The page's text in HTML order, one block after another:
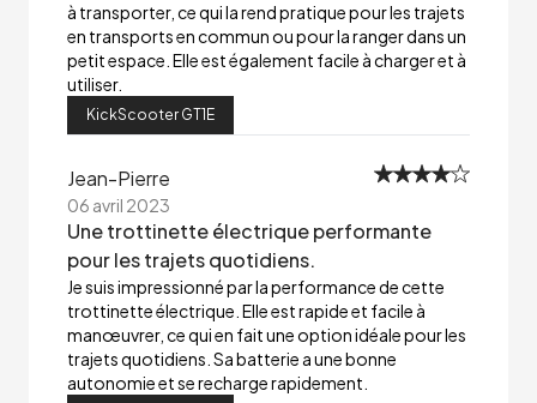
à transporter, ce qui la rend pratique pour les trajets
en transports en commun ou pour la ranger dans un
petit espace. Elle est également facile à charger et à
utiliser.
KickScooter GT1E
Jean-Pierre
06 avril 2023
Une trottinette électrique performante
pour les trajets quotidiens.
Je suis impressionné par la performance de cette
trottinette électrique. Elle est rapide et facile à
manœuvrer, ce qui en fait une option idéale pour les
trajets quotidiens. Sa batterie a une bonne
autonomie et se recharge rapidement.